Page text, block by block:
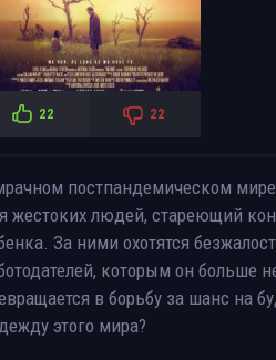
22 22
постпандемическом
жестоких людей, стареющий
За ними охотятся
которым он больше
в борьбу за шанс на
этого мира?